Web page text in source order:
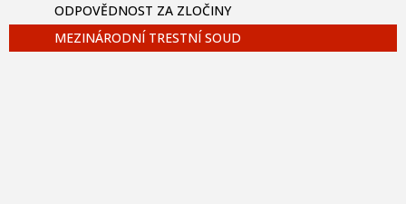
ODPOVĚDNOST ZA ZLOČINY
MEZINÁRODNÍ TRESTNÍ SOUD